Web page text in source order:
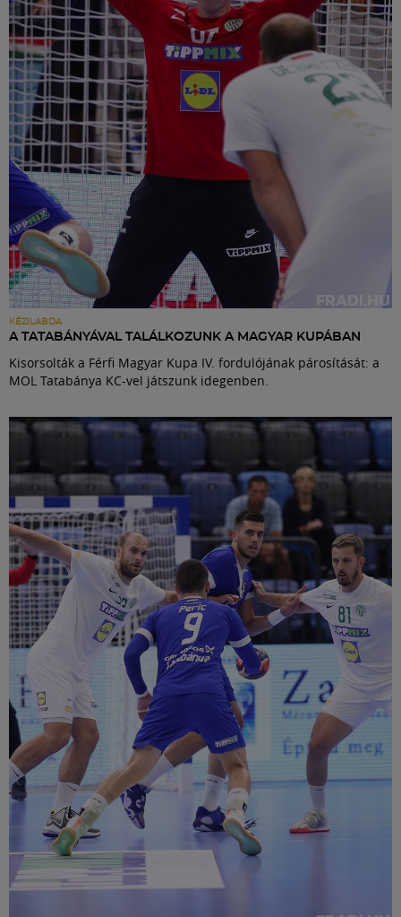
KÉZILABDA
A TATABÁNYÁVAL TALÁLKOZUNK A MAGYAR KUPÁBAN
Kisorsolták a Férfi Magyar Kupa IV. fordulójának párosítását: a
MOL Tatabánya KC-vel játszunk idegenben.